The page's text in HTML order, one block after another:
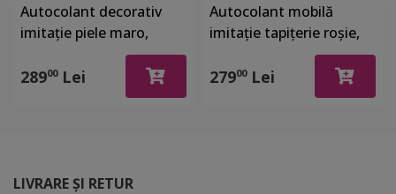
Autocolant decorativ
imitaţie piele maro,
Folina, rolă de 125x200
cm, racleta inclusa
28900Lei
Autocolant mobilă
imitaţie tapiţerie roşie,
Dimex Chesterfield, rolă
de 60x270 cm
27900Lei
LIVRARE ȘI RETUR